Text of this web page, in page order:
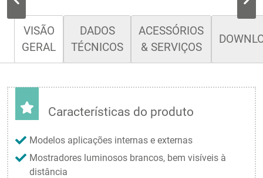
VISÃO
GERAL
DADOS
TÉCNICOS
ACESSÓRIOS
& SERVIÇOS
Características do produto
Modelos aplicações internas e externas
Mostradores luminosos brancos, bem visíveis à
distância